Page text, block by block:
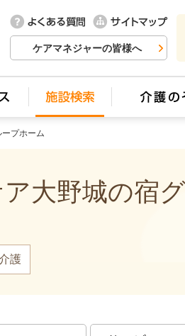
ケアマネジャーの皆様へ
プホーム
大野城の宿
護